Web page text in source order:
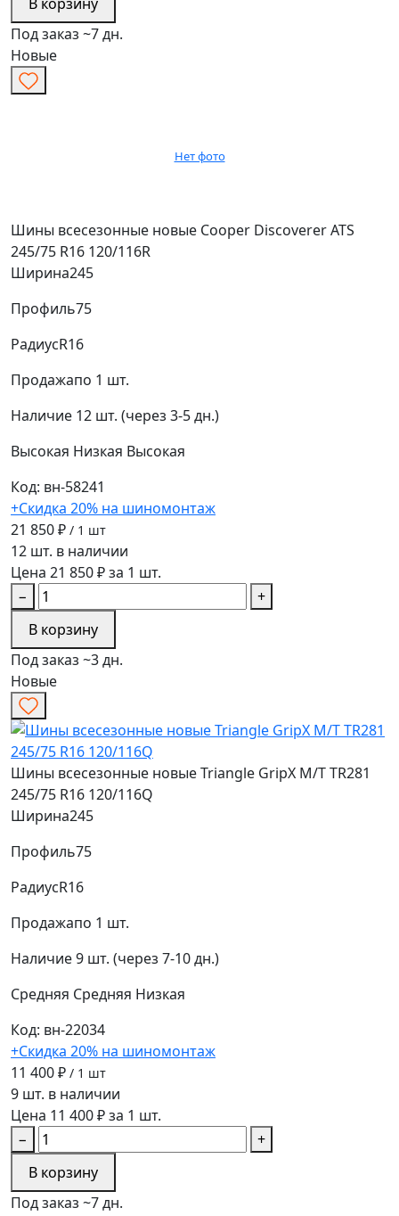
Под заказ ~7 дн.
Новые
Нет фото
Шины всесезонные новые Cooper Discoverer ATS
245/75 R16 120/116R
Ширина245
Профиль75
РадиусR16
Продажапо 1 шт.
Наличие 12 шт. (через 3-5 дн.)
Высокая Низкая Высокая
Код: вн-58241
+Скидка 20% на шиномонтаж
21 850 ₽ / 1 шт
12 шт. в наличии
Цена 21 850 ₽ за 1 шт.
−
+
В корзину
Под заказ ~3 дн.
Новые
Шины всесезонные новые Triangle GripX M/T TR281
245/75 R16 120/116Q
Ширина245
Профиль75
РадиусR16
Продажапо 1 шт.
Наличие9 шт. (через 7-10 дн.)
Средняя Средняя Низкая
Код: вн-22034
+Скидка 20% на шиномонтаж
11 400 ₽ / 1 шт
9 шт. в наличии
Цена 11 400 ₽ за 1 шт.
−
+
В корзину
Под заказ ~7 дн.